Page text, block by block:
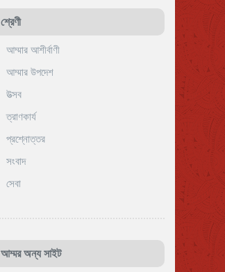
শ্রেণী
আম্মার আশীর্বাণী
আম্মার উপদেশ
উত্সব
ত্রাণকার্য
প্রশ্নোত্তর
সংবাদ
সেবা
আম্মর অন্য সাইট